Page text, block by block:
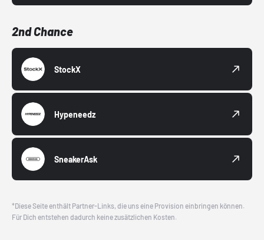
2nd Chance
StockX
Hypeneedz
SneakerAsk
*Diese Seite enthält Partner-Links, die uns eine Provision einbringen können.
Für Dich entstehen dadurch keine zusätzlichen Kosten.